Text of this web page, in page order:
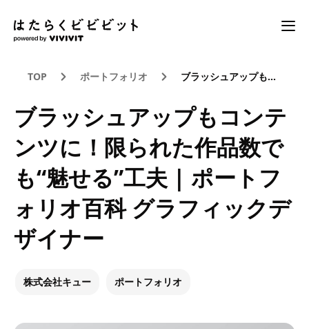
TOP ポートフォリオ ブラッシュアップもコンテンツに！限られた作品数でも“魅せる”工夫 | ポートフォリオ百科 グラフィックデザイナー
ブラッシュアップもコンテ
ンツに！限られた作品数で
も“魅せる”工夫 | ポートフ
ォリオ百科 グラフィックデ
ザイナー
株式会社キュー ポートフォリオ